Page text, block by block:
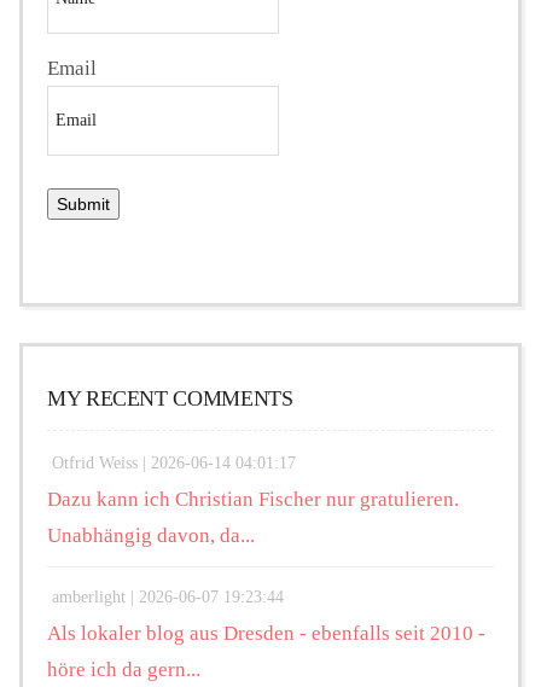
Email
MY RECENT COMMENTS
Otfrid Weiss | 2026-06-14 04:01:17
Dazu kann ich Christian Fischer nur gratulieren.
Unabhängig davon, da...
amberlight | 2026-06-07 19:23:44
Als lokaler blog aus Dresden - ebenfalls seit 2010 -
höre ich da gern...